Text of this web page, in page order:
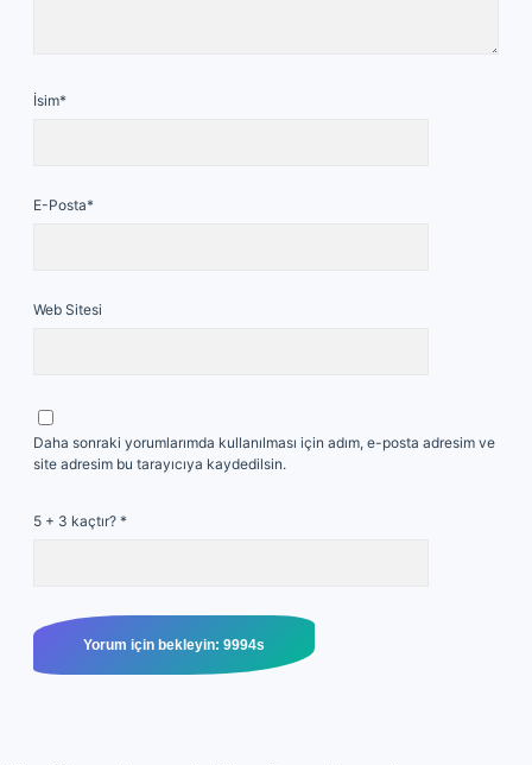
İsim*
E-Posta*
Web Sitesi
Daha sonraki yorumlarımda kullanılması için adım, e-posta adresim ve
site adresim bu tarayıcıya kaydedilsin.
5 + 3 kaçtır? *